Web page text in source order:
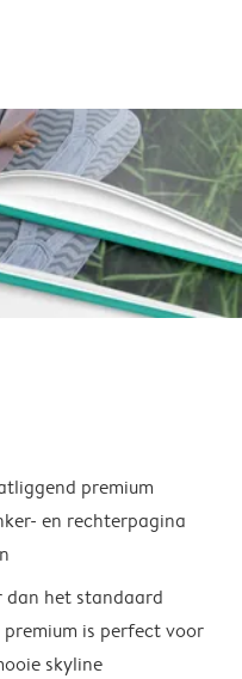
premium
en rechterpagina
dan het standaard
is perfect voor
skyline